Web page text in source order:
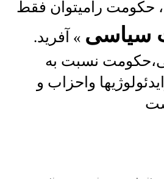
، حکومت رامیتوان فقط
سیاسی » آفرید.
نسبت به
واحزاب و